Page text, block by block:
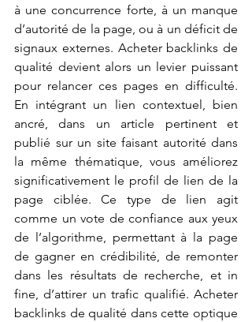
à une concurrence forte, à un manque
d’autorité de la page, ou à un déficit de
signaux externes. Acheter backlinks de
qualité devient alors un levier puissant
pour relancer ces pages en difficulté.
En intégrant un lien contextuel, bien
ancré, dans un article pertinent et
publié sur un site faisant autorité dans
la même thématique, vous améliorez
significativement le profil de lien de la
page ciblée. Ce type de lien agit
comme un vote de confiance aux yeux
de l’algorithme, permettant à la page
de gagner en crédibilité, de remonter
dans les résultats de recherche, et in
fine, d’attirer un trafic qualifié. Acheter
backlinks de qualité dans cette optique